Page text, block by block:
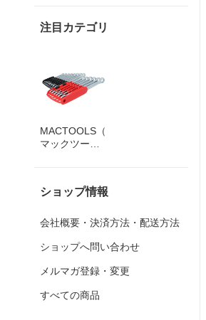
注目カテゴリ
MACTOOLS（
マックツール
ショップ情報
会社概要・決済方法・配送方法
ショップへ問い合わせ
メルマガ登録・変更
すべての商品